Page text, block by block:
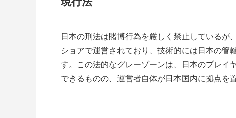
日本の刑法は賭博行為を厳しく禁止しているが
ショアで運営されており、技術的には日本の管
す。この法的なグレーゾーンは、日本のプレイ
できるものの、運営者自体が日本国内に拠点を